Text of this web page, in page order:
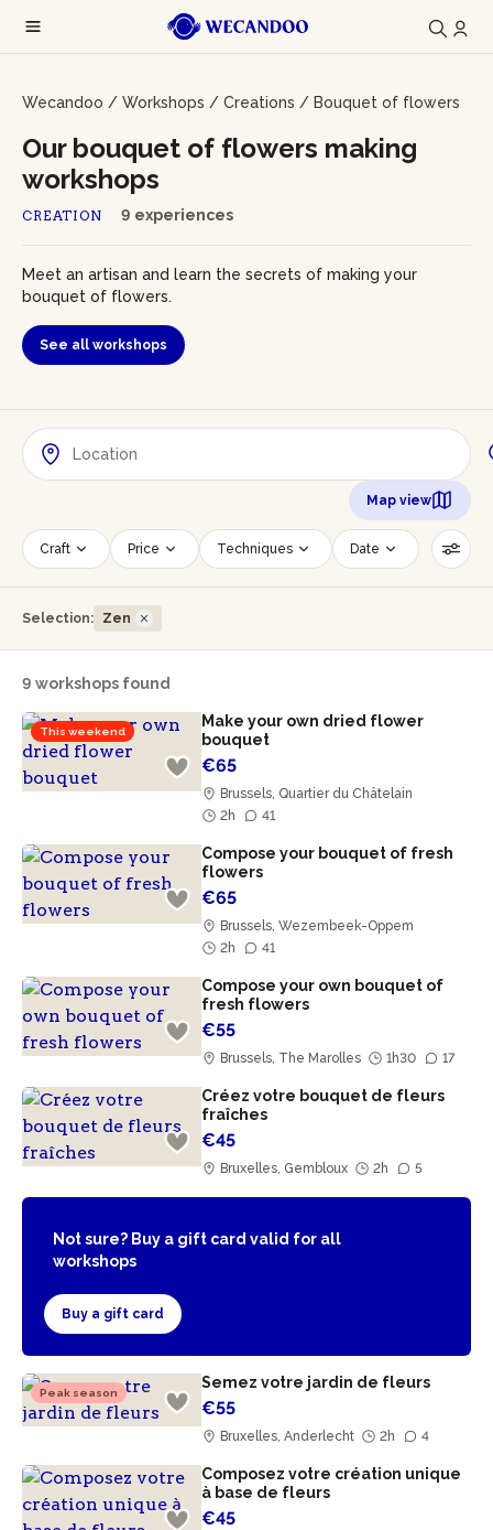
Wecandoo / Workshops / Creations / Bouquet of flowers
CREATION 9 experiences
Our bouquet of flowers making
workshops
Meet an artisan and learn the secrets of making your
bouquet of flowers.
See all workshops
Map view
Craft Price Techniques Date
Time slot Number of persons
Age of participants
Selection: Zen
9 workshops found
This weekend
Make your own dried flower
bouquet
€65
Brussels, Quartier du Châtelain
2h
41
Compose your bouquet of fresh
flowers
€65
Brussels, Wezembeek-Oppem
2h
41
Compose your own bouquet of
fresh flowers
€55
Brussels, The Marolles 1h30 17
Créez votre bouquet de fleurs
fraîches
€45
Bruxelles, Gembloux 2h 5
Not sure? Buy a gift card valid for all
workshops
Buy a gift card
Peak season
Semez votre jardin de fleurs
€55
Bruxelles, Anderlecht 2h 4
Composez votre création unique
à base de fleurs
€45